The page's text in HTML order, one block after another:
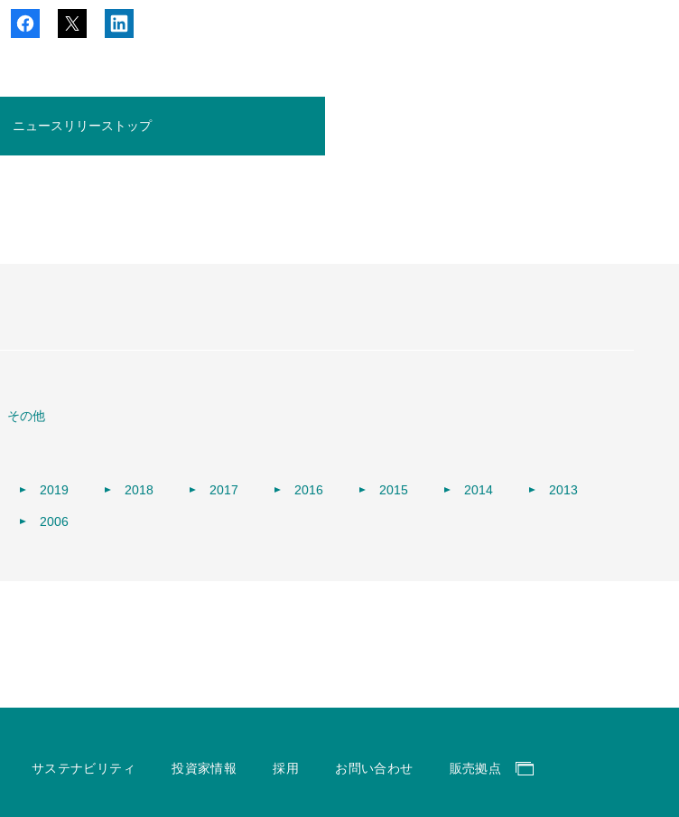
ニュースリリーストップ
その他
2019 2018 2017 2016 2015 2014 2013
2006
サステナビリティ 投資家情報 採用 お問い合わせ 販売拠点